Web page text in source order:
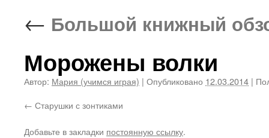
← Большой книжный
Морожены волки
Автор: Мария (учимся играя) | Опубликовано 12.03.2014 |
Старушки с зонтиками
Добавьте в закладки постоянную ссылку.